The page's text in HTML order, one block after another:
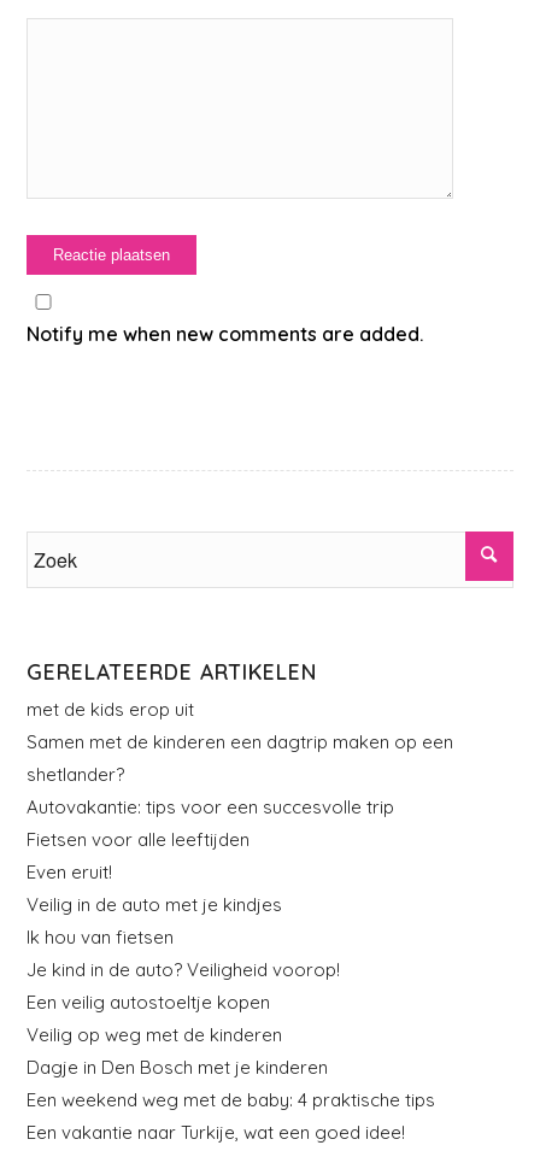
Notify me when new comments are added.
GERELATEERDE ARTIKELEN
met de kids erop uit
Samen met de kinderen een dagtrip maken op een
shetlander?
Autovakantie: tips voor een succesvolle trip
Fietsen voor alle leeftijden
Even eruit!
Veilig in de auto met je kindjes
Ik hou van fietsen
Je kind in de auto? Veiligheid voorop!
Een veilig autostoeltje kopen
Veilig op weg met de kinderen
Dagje in Den Bosch met je kinderen
Een weekend weg met de baby: 4 praktische tips
Een vakantie naar Turkije, wat een goed idee!